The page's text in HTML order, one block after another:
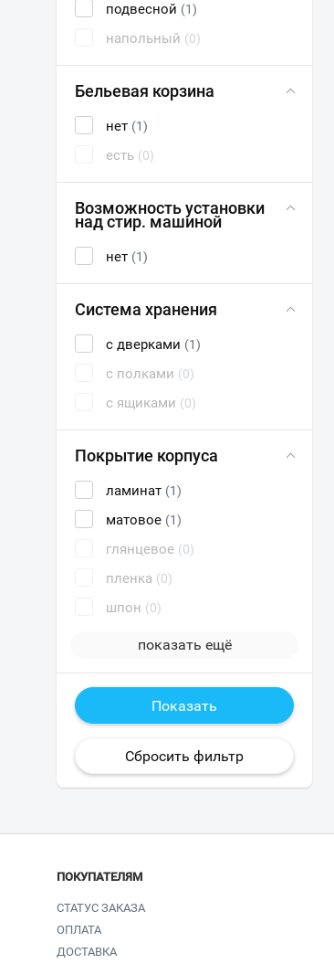
подвесной (1)
напольный (0)
Бельевая корзина
нет (1)
есть (0)
Возможность установки
над стир. машиной
нет (1)
Система хранения
с дверками (1)
с полками (0)
с ящиками (0)
Покрытие корпуса
ламинат (1)
матовое (1)
глянцевое (0)
пленка (0)
шпон (0)
показать ещё
ПОКУПАТЕЛЯМ
СТАТУС ЗАКАЗА
ОПЛАТА
ДОСТАВКА